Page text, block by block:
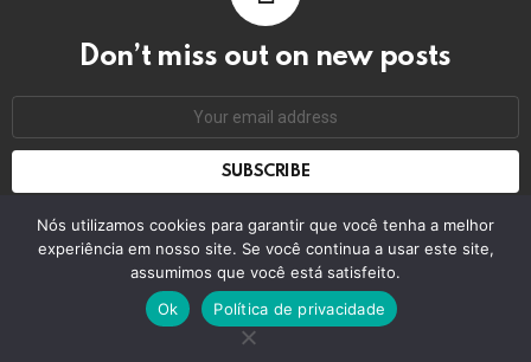
Don’t miss out on new posts
© 2026 by bring the pixel. Remember to change this
Contact us
Nós utilizamos cookies para garantir que você tenha a melhor
experiência em nosso site. Se você continua a usar este site,
assumimos que você está satisfeito.
Ok
Política de privacidade